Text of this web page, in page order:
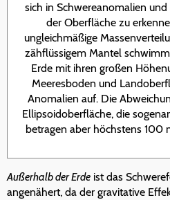
sich in Schwereanomalien
der Oberfläche zu
ungleichmäßige
zähflüssigem Mantel
Erde mit ihren großen
Meeresboden und
Anomalien auf. Die
Ellipsoidoberfläche, die
betragen aber höchstens 100
Außerhalb der Erde ist das
angenähert, da der gravitative